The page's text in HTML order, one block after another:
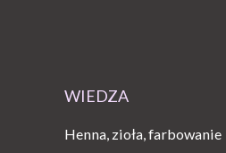
WIEDZA
Henna, zioła, farbowanie